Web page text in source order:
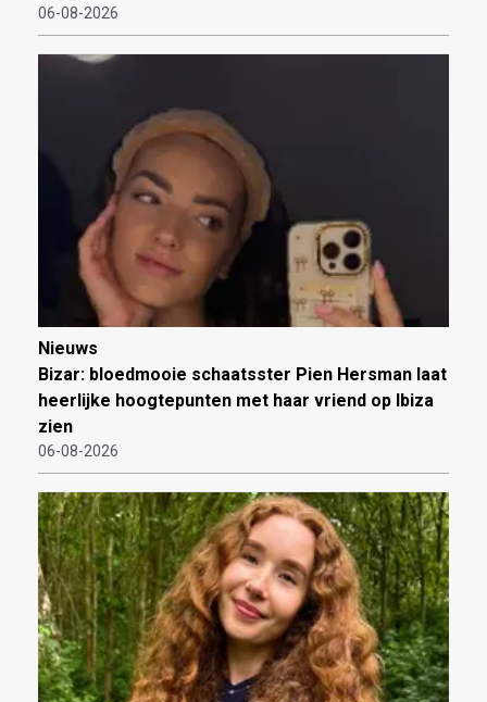
06-08-2026
Nieuws
Bizar: bloedmooie schaatsster Pien Hersman laat
heerlijke hoogtepunten met haar vriend op Ibiza
zien
06-08-2026